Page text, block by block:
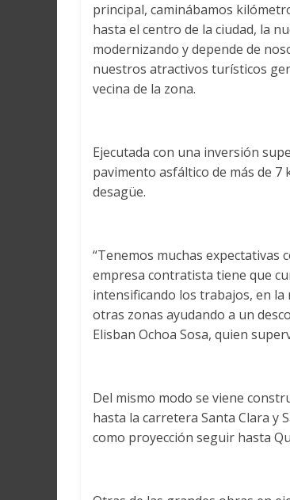
principal, caminábamos
hasta el centro de la ciudad, la
modernizando y depende de
nuestros atractivos turísticos
vecina de la zona.
Ejecutada con una inversión
pavimento asfáltico de más de
desagüe.
“Tenemos muchas expectativas
empresa contratista tiene que
intensificando los trabajos, en la
otras zonas ayudando a un
Elisban Ochoa Sosa, quien
Del mismo modo se viene
hasta la carretera Santa Clara
como proyección seguir hasta